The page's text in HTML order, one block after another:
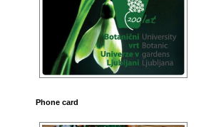
Phone card